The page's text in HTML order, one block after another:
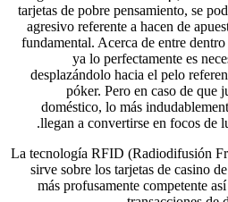
tarjetas de pobre pensamiento, se
agresivo referente a hacen de
fundamental. Acerca de entre
ya lo perfectamente es
desplazándolo hacia el pelo
póker. Pero en caso de que
doméstico, lo más
llegan a convertirse en focos de
La tecnología RFID (Radiodifusión
sirve sobre los tarjetas de casino
más profusamente competente